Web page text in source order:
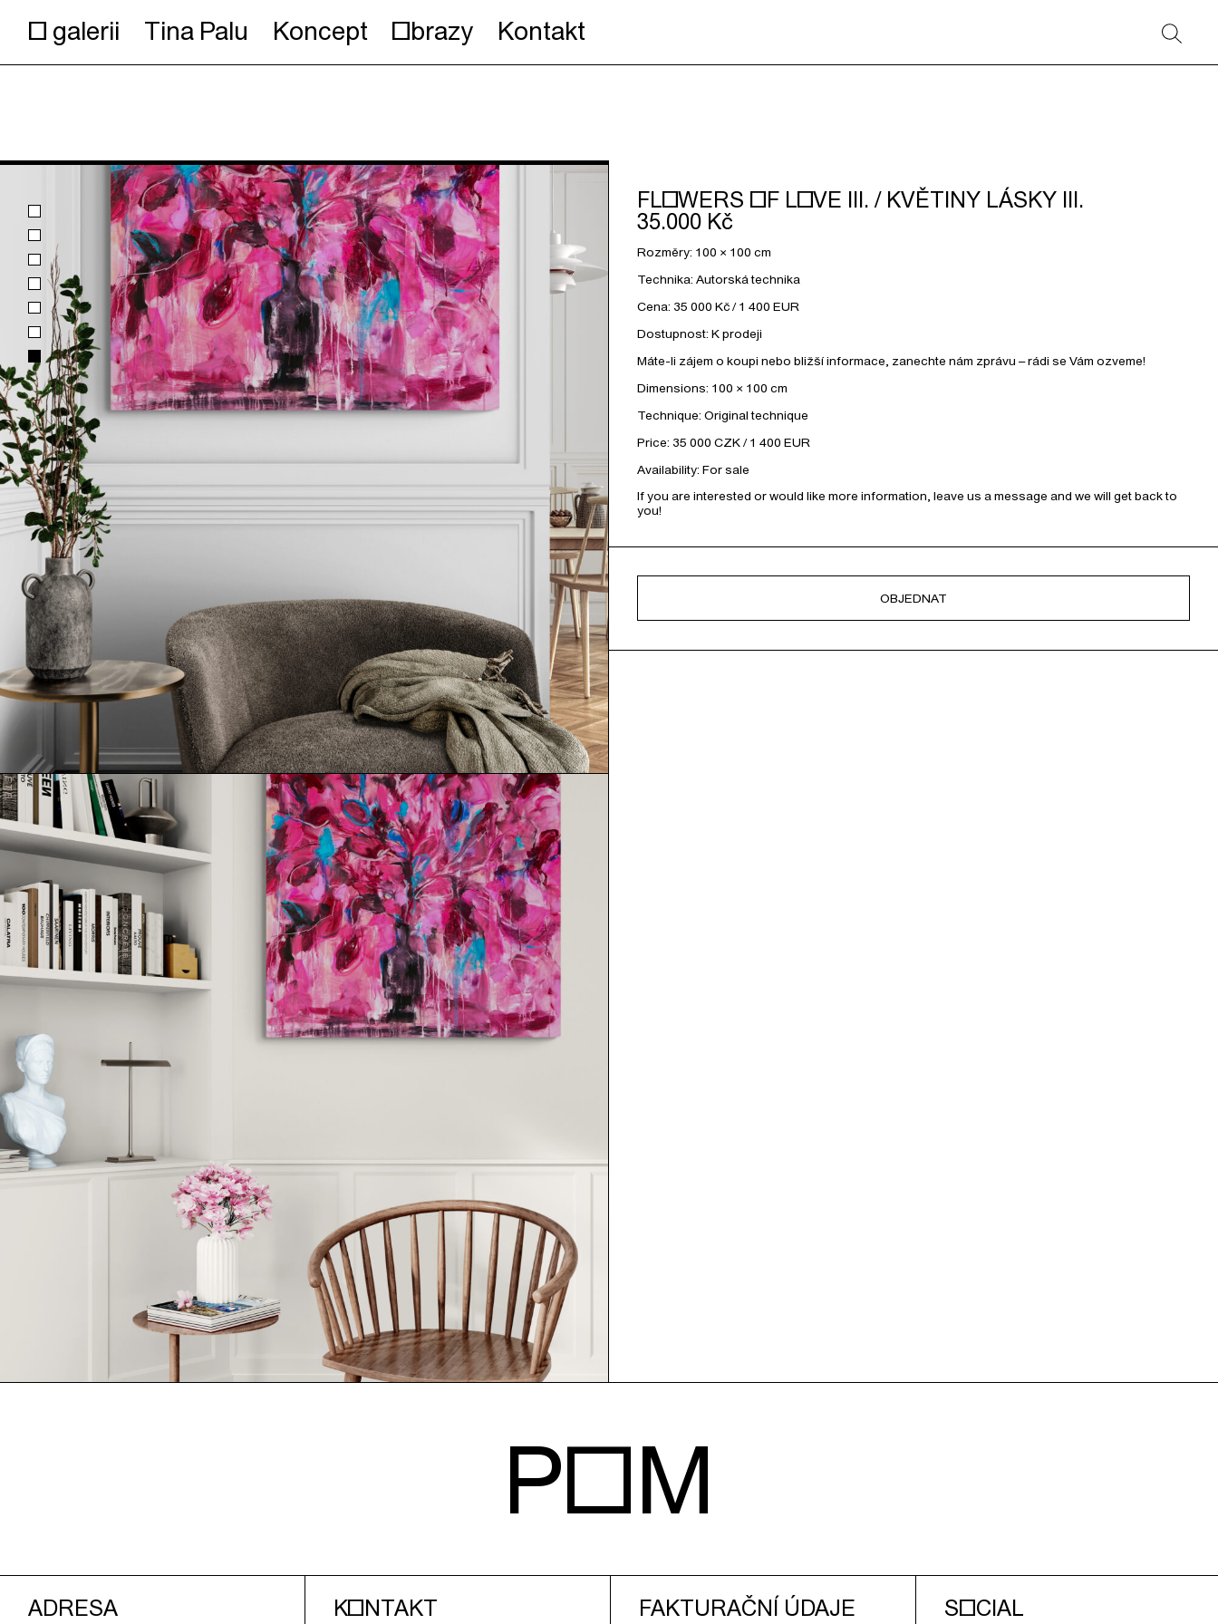
O galerii Tina Palu Koncept Obrazy Kontakt
FLOWERS OF LOVE III. / KVĚTINY LÁSKY III.
35.000 Kč
Rozměry: 100 × 100 cm
Technika: Autorská technika
Cena: 35 000 Kč / 1 400 EUR
Dostupnost: K prodeji
Máte-li zájem o koupi nebo bližší informace, zanechte nám zprávu – rádi se Vám ozveme!
Dimensions: 100 × 100 cm
Technique: Original technique
Price: 35 000 CZK / 1 400 EUR
Availability: For sale
If you are interested or would like more information, leave us a message and we will get back to
you!
OBJEDNAT
POM
ADRESA KONTAKT FAKTURAČNÍ ÚDAJE SOCIAL